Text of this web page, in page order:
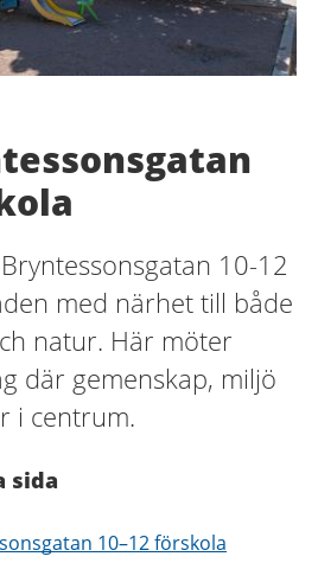
10-12
med närhet till både
natur. Här möter
där gemenskap, miljö
i centrum.
sida
10–12 förskola